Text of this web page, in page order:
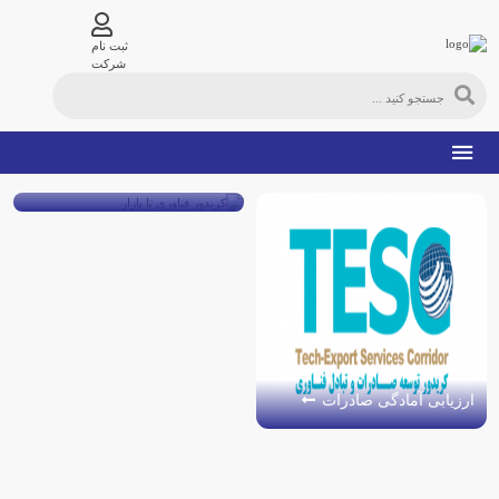
ثبت نام
شرکت
ارزیابی آمادگی صادرات